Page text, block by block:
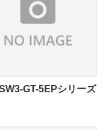
GT-5EPシリーズ